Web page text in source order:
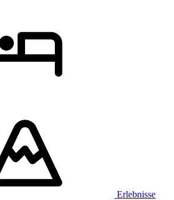
Erlebnisse